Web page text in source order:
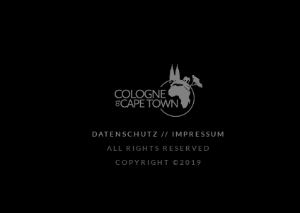
DATENSCHUTZ // IMPRESSUM
ALL RIGHTS RESERVED
COPYRIGHT ©2019